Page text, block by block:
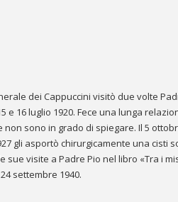
dei Cappuccini visitò due volte
e 16 luglio 1920. Fece una lunga
sono in grado di spiegare. Il 5
gli asportò chirurgicamente una cisti
visite a Padre Pio nel libro «Tra i
settembre 1940.